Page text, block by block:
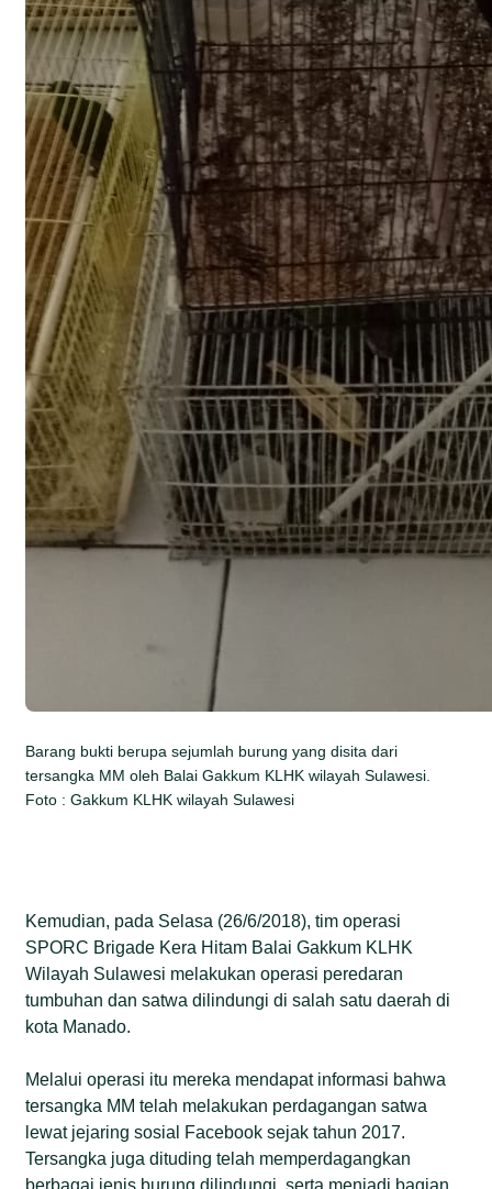
Barang bukti berupa sejumlah burung yang disita dari
tersangka MM oleh Balai Gakkum KLHK wilayah Sulawesi.
Foto : Gakkum KLHK wilayah Sulawesi
Kemudian, pada Selasa (26/6/2018), tim operasi
SPORC Brigade Kera Hitam Balai Gakkum KLHK
Wilayah Sulawesi melakukan operasi peredaran
tumbuhan dan satwa dilindungi di salah satu daerah di
kota Manado.
Melalui operasi itu mereka mendapat informasi bahwa
tersangka MM telah melakukan perdagangan satwa
lewat jejaring sosial Facebook sejak tahun 2017.
Tersangka juga dituding telah memperdagangkan
berbagai jenis burung dilindungi, serta menjadi bagian